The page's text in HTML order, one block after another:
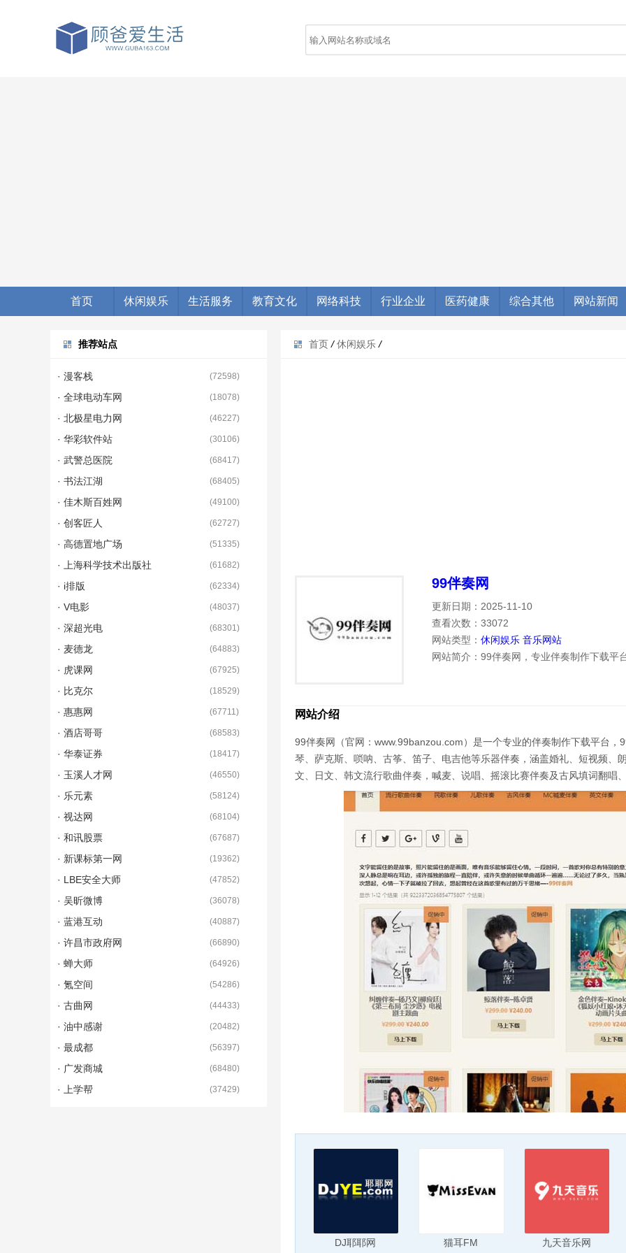
首页 休闲娱乐 生活服务 教育文化 网络科技 行业企业 医药健康 综合其他 网站新闻
首页 / 休闲娱乐 /
99伴奏网
更新日期：2025-11-10
查看次数：33072
网站类型： 休闲娱乐 音乐网站
网站简介：99伴奏网，专业伴奏制作下载平
网站介绍
99伴奏网（官网：www.99banzou.com）是一个专业的伴奏制作下载平台
琴、萨克斯、唢呐、古筝、笛子、电吉他等乐器伴奏，涵盖婚礼、短视频、
文、日文、韩文流行歌曲伴奏，喊麦、说唱、摇滚比赛伴奏及古风填词翻唱
DJ耶耶网 猫耳FM 九天音乐网
推荐站点
· 漫客栈 (72598)
· 全球电动车网 (18078)
· 北极星电力网 (46227)
· 华彩软件站 (30106)
· 武警总医院 (68417)
· 书法江湖 (68405)
· 佳木斯百姓网 (49100)
· 创客匠人 (62727)
· 高德置地广场 (51335)
· 上海科学技术出版社 (61682)
· i排版 (62334)
· V电影 (48037)
· 深超光电 (68301)
· 麦德龙 (64883)
· 虎课网 (67925)
· 比克尔 (18529)
· 惠惠网 (67711)
· 酒店哥哥 (68583)
· 华泰证券 (18417)
· 玉溪人才网 (46550)
· 乐元素 (58124)
· 视达网 (68104)
· 和讯股票 (67687)
· 新课标第一网 (19362)
· LBE安全大师 (47852)
· 吴昕微博 (36078)
· 蓝港互动 (40887)
· 许昌市政府网 (66890)
· 蝉大师 (64926)
· 氪空间 (54286)
· 古曲网 (44433)
· 油中感谢 (20482)
· 最成都 (56397)
· 广发商城 (68480)
· 上学帮 (37429)